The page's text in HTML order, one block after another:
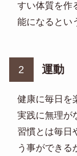
すい体質を作
能になるとい
運動
健康に毎日を
実践に無理が
習慣とは毎日
う事ができる